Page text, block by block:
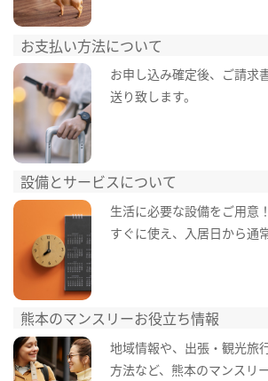
お支払い方法について
お申し込み確定後、ご請求
送り致します。
設備とサービスについて
生活に必要な設備をご用意
すぐに使え、入居日から通
熊本のマンスリーお役立ち情報
地域情報や、出張・観光旅
方法など、熊本のマンスリ